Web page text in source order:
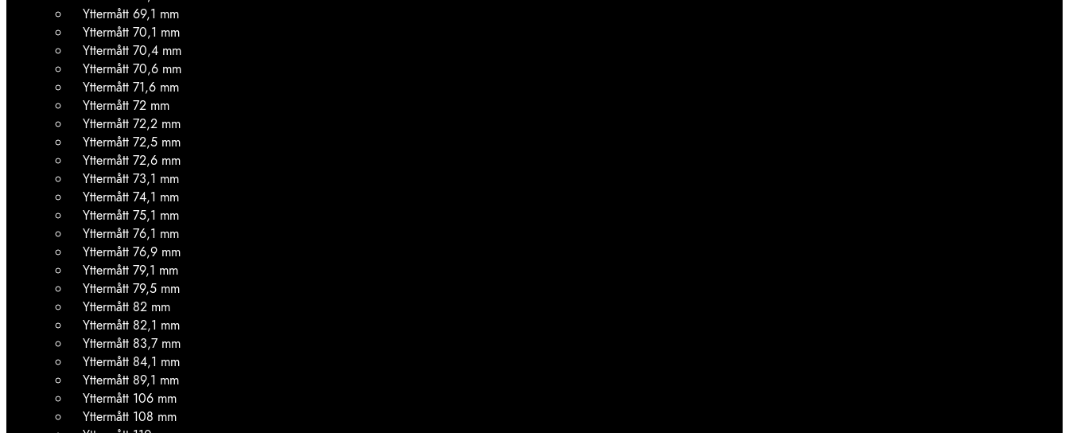
Yttermått 69,1 mm
Yttermått 70,1 mm
Yttermått 70,4 mm
Yttermått 70,6 mm
Yttermått 71,6 mm
Yttermått 72 mm
Yttermått 72,2 mm
Yttermått 72,5 mm
Yttermått 72,6 mm
Yttermått 73,1 mm
Yttermått 74,1 mm
Yttermått 75,1 mm
Yttermått 76,1 mm
Yttermått 76,9 mm
Yttermått 79,1 mm
Yttermått 79,5 mm
Yttermått 82 mm
Yttermått 82,1 mm
Yttermått 83,7 mm
Yttermått 84,1 mm
Yttermått 89,1 mm
Yttermått 106 mm
Yttermått 108 mm